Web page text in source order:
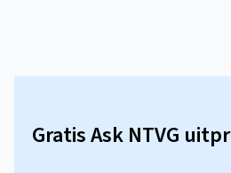
Gratis Ask NTVG